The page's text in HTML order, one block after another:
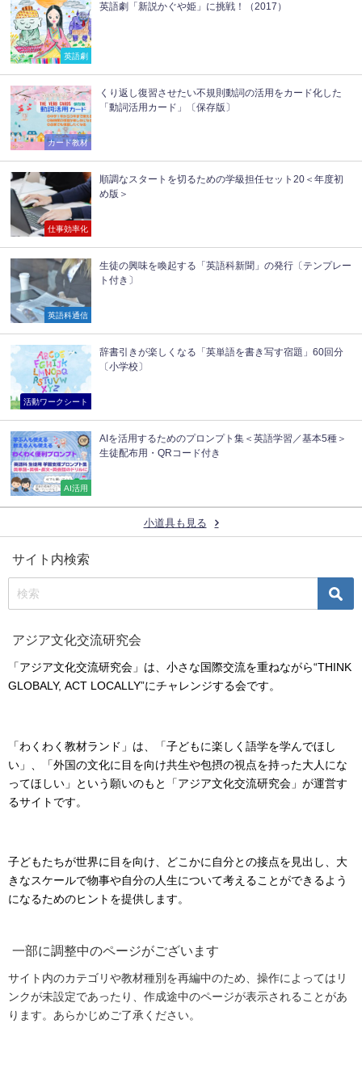
英語劇
英語劇「新説かぐや姫」に挑戦！（2017）
カード教材
くり返し復習させたい不規則動詞の活用をカード化した
「動詞活用カード」〔保存版〕
仕事効率化
順調なスタートを切るための学級担任セット20＜年度初
め版＞
英語科通信
生徒の興味を喚起する「英語科新聞」の発行〔テンプレー
ト付き〕
活動ワークシート
辞書引きが楽しくなる「英単語を書き写す宿題」60回分
〔小学校〕
AI活用
AIを活用するためのプロンプト集＜英語学習／基本5種＞
生徒配布用・QRコード付き
小道具も見る
サイト内検索
アジア文化交流研究会
「アジア文化交流研究会」は、小さな国際交流を重ねながら“THINK
GLOBALY, ACT LOCALLY”にチャレンジする会です。
「わくわく教材ランド」は、「子どもに楽しく語学を学んでほし
い」、「外国の文化に目を向け共生や包摂の視点を持った大人にな
ってほしい」という願いのもと「アジア文化交流研究会」が運営す
るサイトです。
子どもたちが世界に目を向け、どこかに自分との接点を見出し、大
きなスケールで物事や自分の人生について考えることができるよう
になるためのヒントを提供します。
一部に調整中のページがございます
サイト内のカテゴリや教材種別を再編中のため、操作によってはリ
ンクが未設定であったり、作成途中のページが表示されることがあ
ります。あらかじめご了承ください。